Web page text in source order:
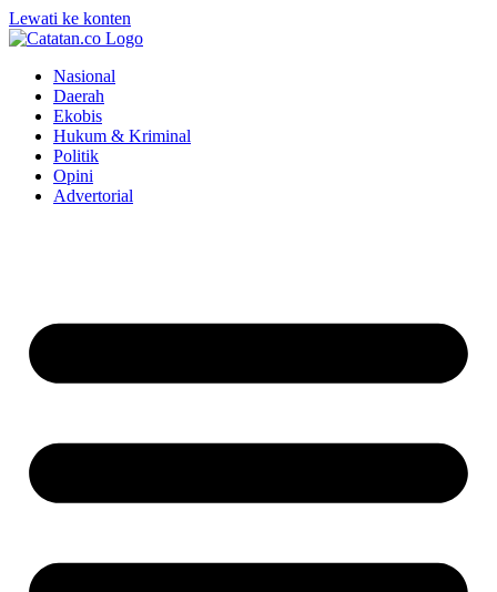
Lewati ke konten
Nasional
Daerah
Ekobis
Hukum & Kriminal
Politik
Opini
Advertorial